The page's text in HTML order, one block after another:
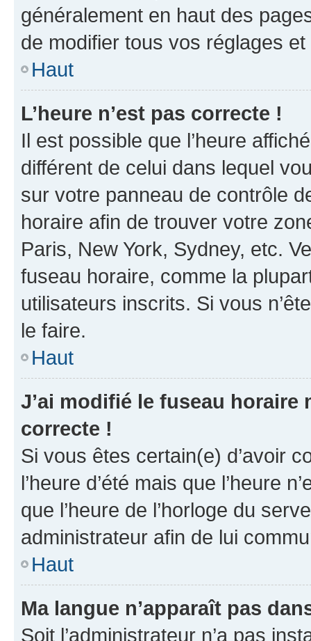
généralement en haut des
de modifier tous vos réglages
Haut
L’heure n’est pas correcte !
Il est possible que l’heure
différent de celui dans lequel
sur votre panneau de contrôle
horaire afin de trouver votre
Paris, New York, Sydney, etc.
fuseau horaire, comme la
utilisateurs inscrits. Si vous
le faire.
Haut
J’ai modifié le fuseau horaire
correcte !
Si vous êtes certain(e) d’avoir
l’heure d’été mais que l’heure
que l’heure de l’horloge du
administrateur afin de lui
Haut
Ma langue n’apparaît pas
Soit l’administrateur n’a pas